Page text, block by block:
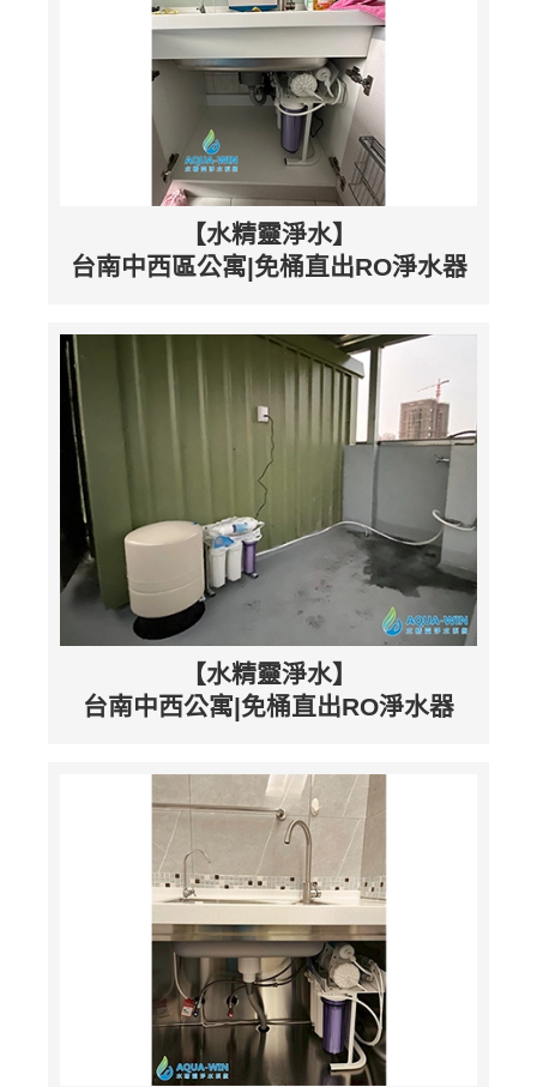
【水精靈淨水】
台南中西區公寓|免桶直出RO淨水器
【水精靈淨水】
台南中西公寓|免桶直出RO淨水器